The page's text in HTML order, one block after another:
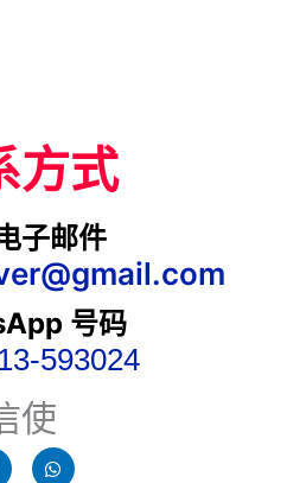
方式
子邮件
号码
593024
使
W
h